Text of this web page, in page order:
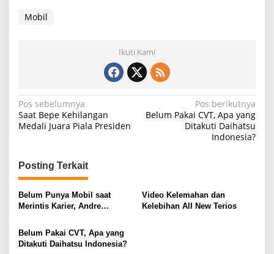
Mobil
Ikuti Kami
N
a
i
g
a
s
i
p
Pos sebelumnya
Saat Bepe Kehilangan
Medali Juara Piala Presiden
Pos berikutnya
Belum Pakai CVT, Apa yang
Ditakuti Daihatsu
Indonesia?
Posting Terkait
Belum Punya Mobil saat
Merintis Karier, Andre
Angkot
Video Kelemahan dan
Kelebihan All New Terios
Belum Pakai CVT, Apa yang
Ditakuti Daihatsu Indonesia?